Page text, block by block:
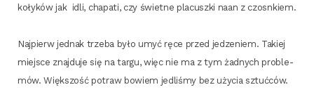
ko­ły­ków jak idli, cha­pa­ti, czy świet­ne pla­cusz­ki naan z czosnkiem.
Naj­pierw jed­nak trze­ba było umyć ręce przed jedze­niem. Takiej
miej­sce znaj­du­je się na tar­gu, więc nie ma z tym żad­nych pro­ble­
mów. Więk­szość potraw bowiem jedli­śmy bez uży­cia sztućców.